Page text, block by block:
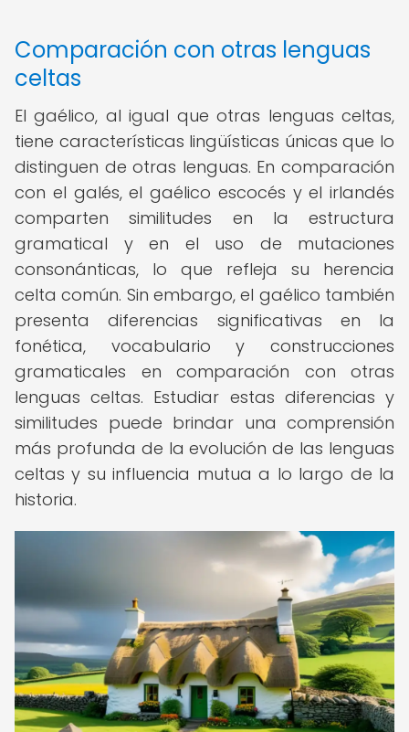
Comparación con otras lenguas
celtas
El gaélico, al igual que otras lenguas celtas,
tiene características lingüísticas únicas que lo
distinguen de otras lenguas. En comparación
con el galés, el gaélico escocés y el irlandés
comparten similitudes en la estructura
gramatical y en el uso de mutaciones
consonánticas, lo que refleja su herencia
celta común. Sin embargo, el gaélico también
presenta diferencias significativas en la
fonética, vocabulario y construcciones
gramaticales en comparación con otras
lenguas celtas. Estudiar estas diferencias y
similitudes puede brindar una comprensión
más profunda de la evolución de las lenguas
celtas y su influencia mutua a lo largo de la
historia.